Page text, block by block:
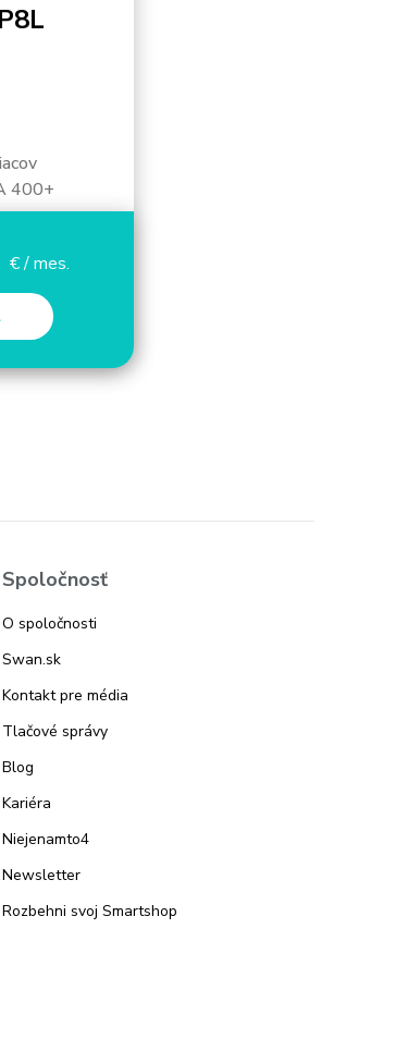
400+
€ / mes.
Spoločnosť
O spoločnosti
Swan.sk
Kontakt pre média
Tlačové správy
Blog
Kariéra
Niejenamto4
Newsletter
Rozbehni svoj Smartshop